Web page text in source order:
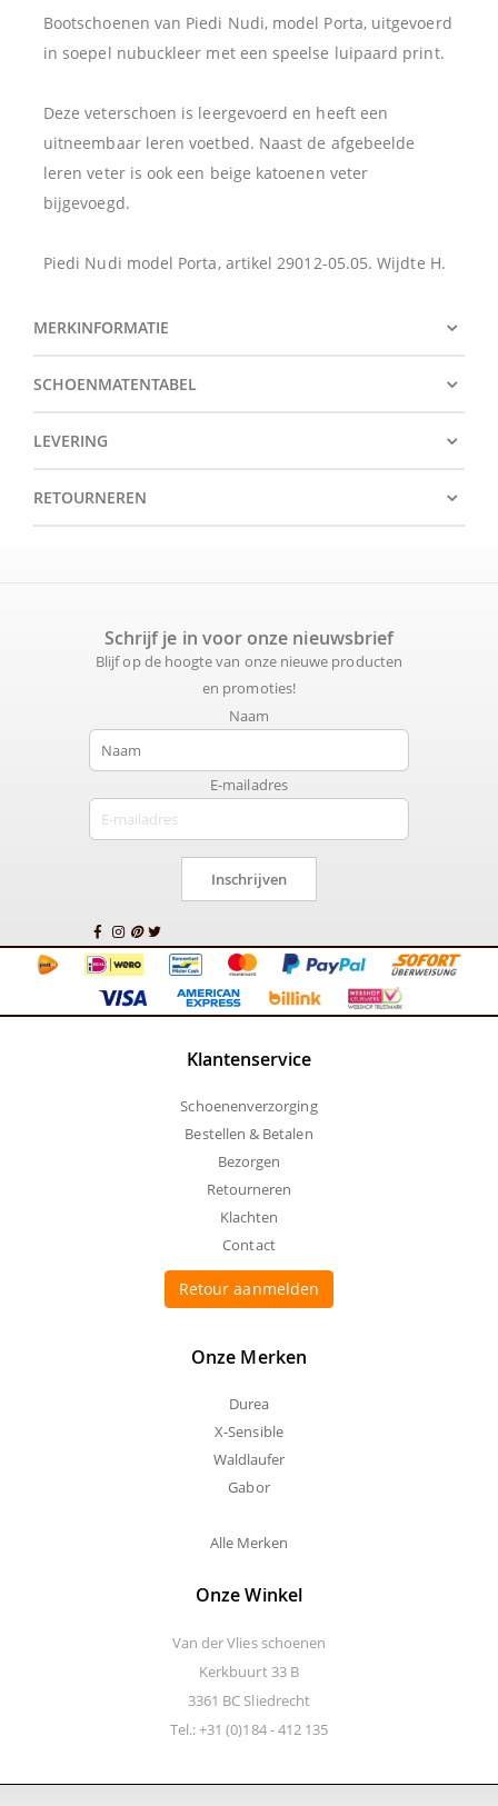
Bootschoenen van Piedi Nudi, model Porta, uitgevoerd
in soepel nubuckleer met een speelse luipaard print.
Deze veterschoen is leergevoerd en heeft een
uitneembaar leren voetbed. Naast de afgebeelde
leren veter is ook een beige katoenen veter
bijgevoegd.
Piedi Nudi model Porta, artikel 29012-05.05. Wijdte H.
MERKINFORMATIE
SCHOENMATENTABEL
LEVERING
RETOURNEREN
Schrijf je in voor onze nieuwsbrief
Blijf op de hoogte van onze nieuwe producten
en promoties!
Naam
E-mailadres
Inschrijven
Klantenservice
Schoenenverzorging
Bestellen & Betalen
Bezorgen
Retourneren
Klachten
Contact
Retour aanmelden
Onze Merken
Durea
X-Sensible
Waldlaufer
Gabor
Alle Merken
Onze Winkel
Van der Vlies schoenen
Kerkbuurt 33 B
3361 BC Sliedrecht
Tel.: +31 (0)184 - 412 135